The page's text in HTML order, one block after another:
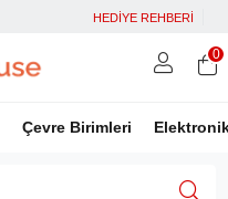
HEDİYE REHBERİ
Çevre Birimleri
0